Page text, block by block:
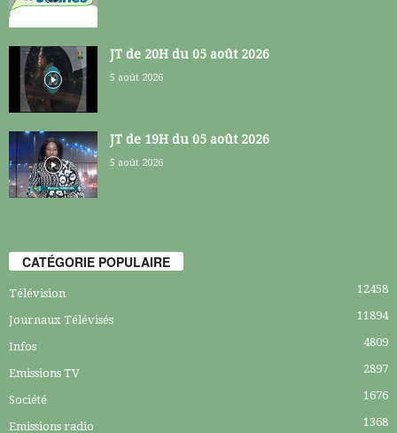
JT de 20H du 05 août 2026
5 août 2026
JT de 19H du 05 août 2026
5 août 2026
CATÉGORIE POPULAIRE
Télévision 12458
Journaux Télévisés 11894
Infos 4809
Emissions TV 2897
Société 1676
Emissions radio 1368